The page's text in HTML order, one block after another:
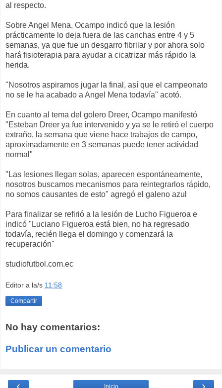
al respecto.
Sobre Angel Mena, Ocampo indicó que la lesión
prácticamente lo deja fuera de las canchas entre 4 y 5
semanas, ya que fue un desgarro fibrilar y por ahora solo
hará fisioterapia para ayudar a cicatrizar más rápido la
herida.
"Nosotros aspiramos jugar la final, así que el campeonato
no se le ha acabado a Angel Mena todavía" acotó.
En cuanto al tema del golero Dreer, Ocampo manifestó
"Esteban Dreer ya fue intervenido y ya se le retiró el cuerpo
extraño, la semana que viene hace trabajos de campo,
aproximadamente en 3 semanas puede tener actividad
normal"
"Las lesiones llegan solas, aparecen espontáneamente,
nosotros buscamos mecanismos para reintegrarlos rápido,
no somos causantes de esto" agregó el galeno azul
Para finalizar se refirió a la lesión de Lucho Figueroa e
indicó "Luciano Figueroa está bien, no ha regresado
todavía, recién llega el domingo y comenzará la
recuperación"
studiofutbol.com.ec
Editor a la/s 11:58
Compartir
No hay comentarios:
Publicar un comentario